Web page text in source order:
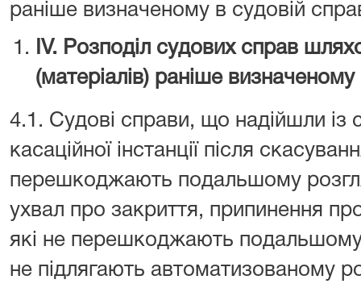
раніше визначеному в судовій
IV. Розподіл судових справ
(матеріалів) раніше визначеному
4.1. Судові справи, що надійшли із
касаційної інстанції після
перешкоджають подальшому
ухвал про закриття, припинення
які не перешкоджають подальшому
не підлягають автоматизованому